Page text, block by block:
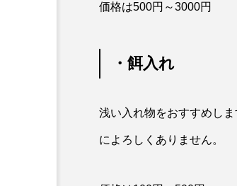
価格は500円～3000円
・餌入れ
浅い入れ物をおすすめし
によろしくありません。